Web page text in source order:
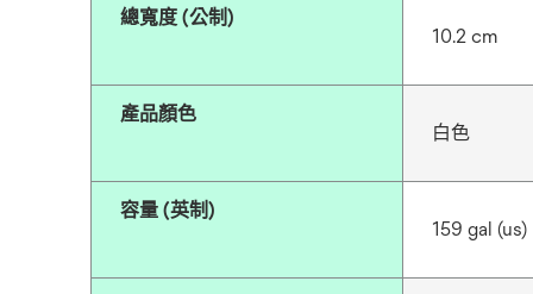
總寬度 (公制)
10.2 cm
產品顏色
白色
容量 (英制)
159 gal (us)